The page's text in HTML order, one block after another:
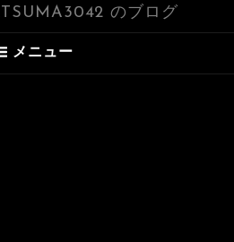
のブログ
メニュー